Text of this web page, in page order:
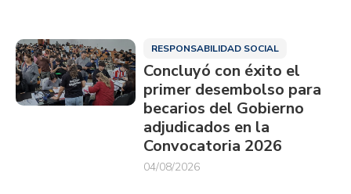
RESPONSABILIDAD SOCIAL
Concluyó con éxito el
primer desembolso para
becarios del Gobierno
adjudicados en la
Convocatoria 2026
04/08/2026